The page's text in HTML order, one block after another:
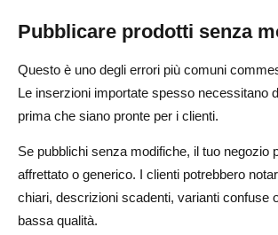
Pubblicare prodotti senza
Questo è uno degli errori più comuni
Le inserzioni importate spesso necessitano
prima che siano pronte per i clienti.
Se pubblichi senza modifiche, il tuo negozio
affrettato o generico. I clienti potrebbero
chiari, descrizioni scadenti, varianti confuse
bassa qualità.